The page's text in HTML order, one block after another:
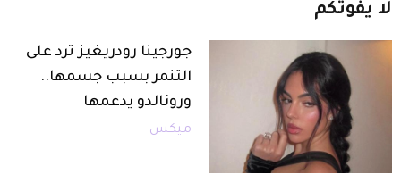
لا يفوتكم
جورجينا رودريغيز ترد على
التنمر بسبب جسمها..
ورونالدو يدعمها
ميكس